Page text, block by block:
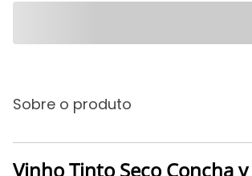
Sobre o produto
Vinho Tinto Seco Concha